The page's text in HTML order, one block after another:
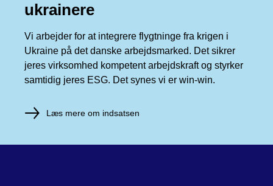
ukrainere
Vi arbejder for at integrere flygtninge fra krigen i
Ukraine på det danske arbejdsmarked. Det sikrer
jeres virksomhed kompetent arbejdskraft og styrker
samtidig jeres ESG. Det synes vi er win-win.
Læs mere om indsatsen